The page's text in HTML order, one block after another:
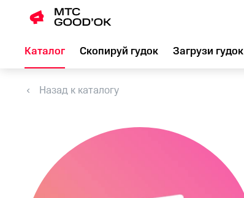
Каталог Скопируй гудок Загрузи гудок
Назад к каталогу